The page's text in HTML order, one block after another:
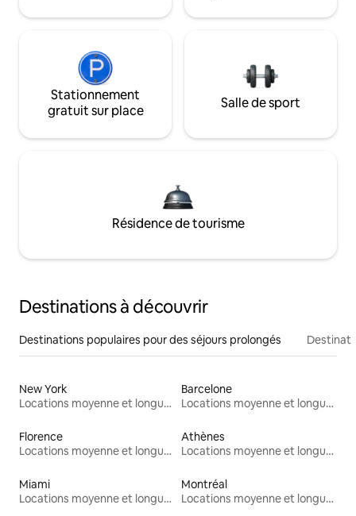
Stationnement
gratuit sur place
Salle de sport
Résidence de tourisme
Destinations à découvrir
Destinations populaires pour des séjours prolongés
New York
Locations moyenne et longue durée
Barcelone
Locations moyenne et longue durée
Florence
Locations moyenne et longue durée
Athènes
Locations moyenne et longue durée
Miami
Locations moyenne et longue durée
Montréal
Locations moyenne et longue durée